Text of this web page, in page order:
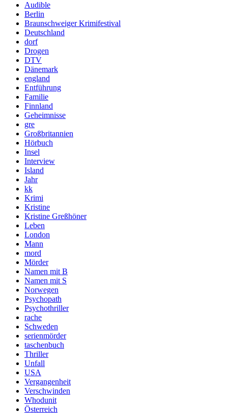
Audible
Berlin
Braunschweiger Krimifestival
Deutschland
dorf
Drogen
DTV
Dänemark
england
Entführung
Familie
Finnland
Geheimnisse
gre
Großbritannien
Hörbuch
Insel
Interview
Island
Jahr
kk
Krimi
Kristine
Kristine Greßhöner
Leben
London
Mann
mord
Mörder
Namen mit B
Namen mit S
Norwegen
Psychopath
Psychothriller
rache
Schweden
serienmörder
taschenbuch
Thriller
Unfall
USA
Vergangenheit
Verschwinden
Whodunit
Österreich